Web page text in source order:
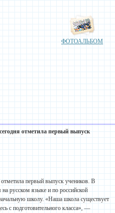
ФОТОАЛЬБОМ
отметила первый выпуск
первый выпуск учеников. В
русском языке и по российской
школу. «Наша школа существует
с подготовительного класса», —